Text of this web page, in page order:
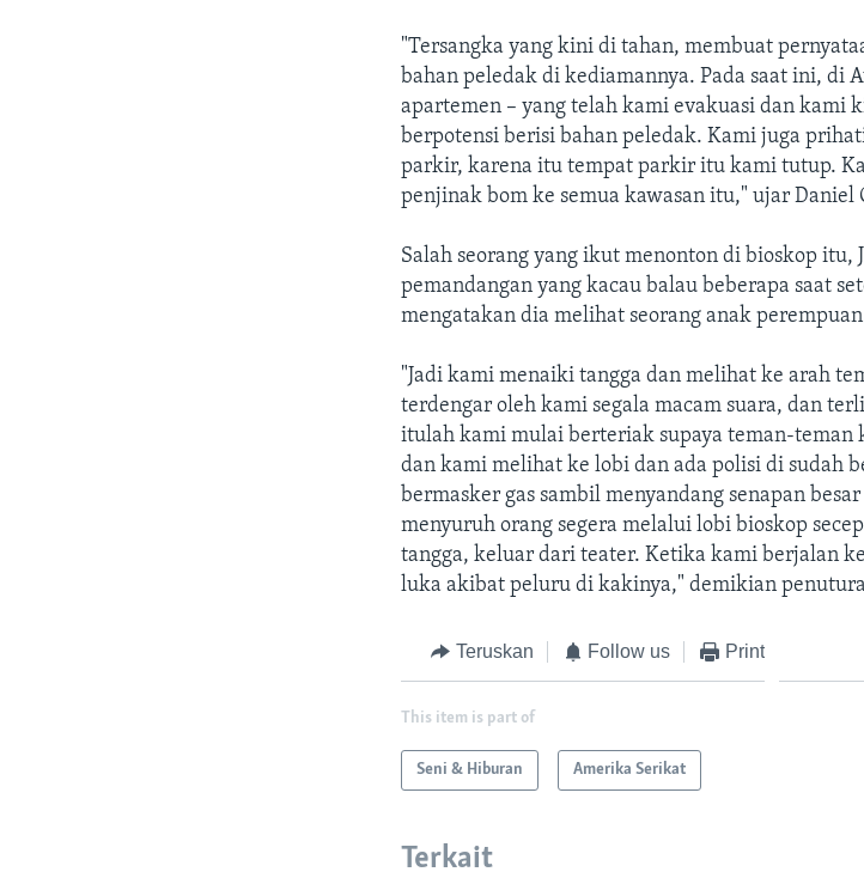
"Tersangka yang kini di tahan, membuat
bahan peledak di kediamannya. Pada saat ini, di
apartemen – yang telah kami evakuasi dan kami
berpotensi berisi bahan peledak. Kami juga
parkir, karena itu tempat parkir itu kami tutup.
penjinak bom ke semua kawasan itu," ujar Daniel
Salah seorang yang ikut menonton di bioskop
pemandangan yang kacau balau beberapa saat
mengatakan dia melihat seorang anak
"Jadi kami menaiki tangga dan melihat ke arah
terdengar oleh kami segala macam suara, dan
itulah kami mulai berteriak supaya teman-teman
dan kami melihat ke lobi dan ada polisi di sudah
bermasker gas sambil menyandang senapan
menyuruh orang segera melalui lobi bioskop
tangga, keluar dari teater. Ketika kami berjalan
luka akibat peluru di kakinya," demikian
Teruskan Follow us Print
This item is part of
Seni & Hiburan Amerika Serikat
Terkait